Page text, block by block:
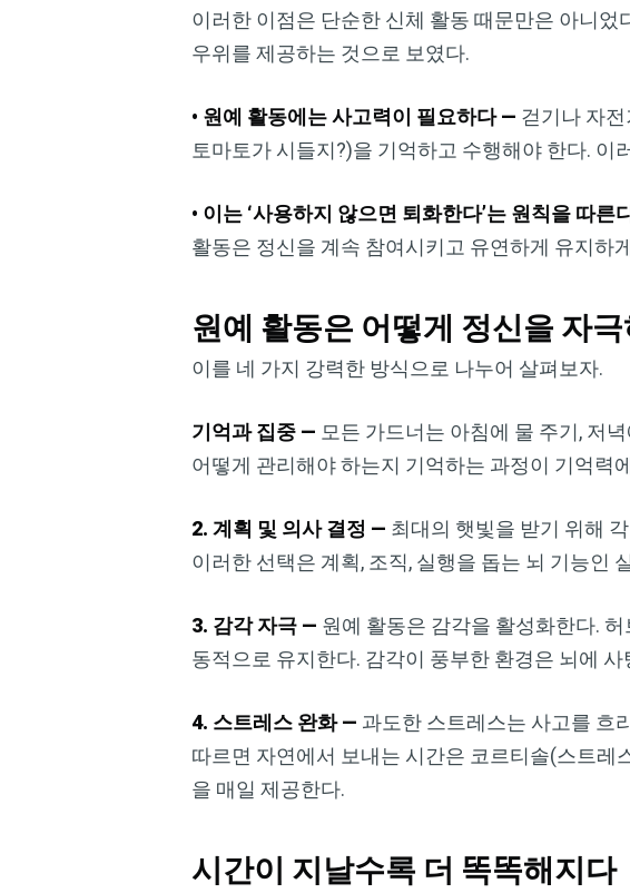
이러한 이점은 단순한 신체 활동 때문만은 아니었
우위를 제공하는 것으로 보였다.
• 원예 활동에는 사고력이 필요하다 — 걷기나 자
토마토가 시들지?)을 기억하고 수행해야 한다.
• 이는 ‘사용하지 않으면 퇴화한다’는 원칙을 따른
활동은 정신을 계속 참여시키고 유연하게 유지하
원예 활동은 어떻게 정신을 자
이를 네 가지 강력한 방식으로 나누어 살펴보자.
기억과 집중 — 모든 가드너는 아침에 물 주기, 저
어떻게 관리해야 하는지 기억하는 과정이 기억력
2. 계획 및 의사 결정 — 최대의 햇빛을 받기 위해
이러한 선택은 계획, 조직, 실행을 돕는 뇌 기능인
3. 감각 자극 — 원예 활동은 감각을 활성화한다.
동적으로 유지한다. 감각이 풍부한 환경은 뇌에 사
4. 스트레스 완화 — 과도한 스트레스는 사고를 흐
따르면 자연에서 보내는 시간은 코르티솔(스트레
을 매일 제공한다.
시간이 지날수록 더 똑똑해지다
Dr.
검열이나 전